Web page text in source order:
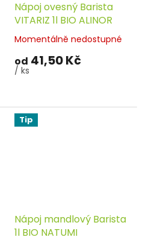
Nápoj ovesný Barista
VITARIZ 1l BIO ALINOR
Momentálně nedostupné
od 41,50 Kč
/ ks
Tip
Nápoj mandlový Barista
1l BIO NATUMI